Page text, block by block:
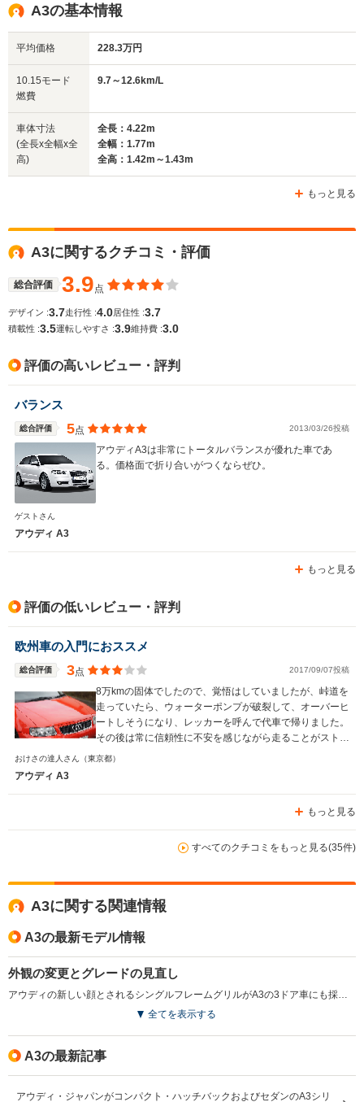
サイズ
(全長x全幅x全高)
WLTCモード
燃費
排気量
駆動方式
全長
-m
-
999～1394cc
FF
-
A3の基本情報
平均価格 228.3万円
10.15モード
燃費
9.7～12.6km/L
車体寸法
(全長x全幅x全
高)
全長：4.22m
全幅：1.77m
全高：1.42m～1.43m
もっと見る
A3に関するクチコミ・評価
総合評価 3.9点
デザイン :3.7走行性 :4.0居住性 :3.7
積載性 :3.5運転しやすさ :3.9維持費 :3.0
評価の高いレビュー・評判
バランス
総合評価 5点 2013/03/26投稿
アウディA3は非常にトータルバランスが優れた車であ
る。価格面で折り合いがつくならぜひ。
ゲストさん
アウディ A3
もっと見る
評価の低いレビュー・評判
欧州車の入門におススメ
総合評価 3点 2017/09/07投稿
8万kmの固体でしたので、覚悟はしていましたが、峠道を
走っていたら、ウォーターポンプが破裂して、オーバーヒ
ートしそうになり、レッカーを呼んで代車で帰りました。
その後は常に信頼性に不安を感じながら走ることがストレ
スとなり、乗換えを決意しました。 きちんと整備した上
おけさの達人さん （東京都）
アウディ A3
もっと見る
すべてのクチコミをもっと見る(35件)
A3に関する関連情報
A3の最新モデル情報
外観の変更とグレードの見直し
アウディの新しい顔とされるシングルフレームグリルがA3の3ドア車にも採用された。同時に一部の装備を変更するとともに、2L車と3.2L車をそれぞれ1グレードずつのバリエーションに絞られた。(2005.7)
全てを表示する
A3の最新記事
アウディ・ジャパンがコンパクト・ハッチバックおよびセダンのA3シリ